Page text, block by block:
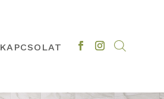
KAPCSOLAT